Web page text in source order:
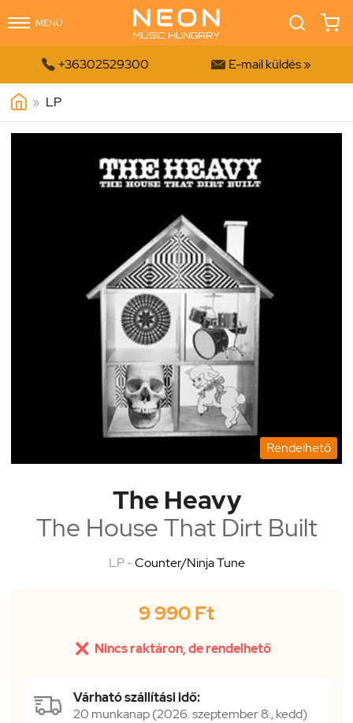
MENÜ
 +36302529300  E-mail küldés »
» LP
Rendelhető
The Heavy
The House That Dirt Built
LP -Counter/Ninja Tune
9 990 Ft
 Nincs raktáron, de rendelhető
Várható szállítási idő:
20 munkanap (2026. szeptember 8., kedd)